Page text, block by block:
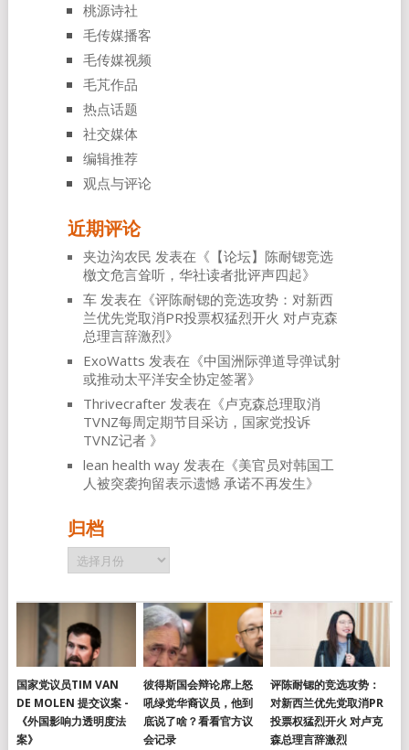
桃源诗社
毛传媒播客
毛传媒视频
毛芃作品
热点话题
社交媒体
编辑推荐
观点与评论
近期评论
夹边沟农民 发表在《 【论坛】陈耐锶竞选
檄文危言耸听，华社读者批评声四起》
车发表在《评陈耐锶的竞选攻势：对新西
兰优先党取消PR投票权猛烈开火 对卢克森
总理言辞激烈》
ExoWatts 发表在《中国洲际弹道导弹试射
或推动太平洋安全协定签署》
Thrivecrafter发表在《卢克森总理取消
TVNZ每周定期节目采访，国家党投诉
TVNZ记者 》
lean health way发表在《美官员对韩国工
人被突袭拘留表示遗憾 承诺不再发生》
归档
归
档
国家党议员TIM VAN
DE MOLEN 提交议案 -
《外国影响力透明度法
案》
彼得斯国会辩论席上怒
吼绿党华裔议员，他到
底说了啥？看看官方议
会记录
评陈耐锶的竞选攻势：
对新西兰优先党取消PR
投票权猛烈开火 对卢克
森总理言辞激烈